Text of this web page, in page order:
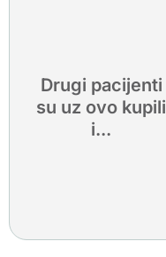
Drugi pacijenti
su uz ovo kupili
i...